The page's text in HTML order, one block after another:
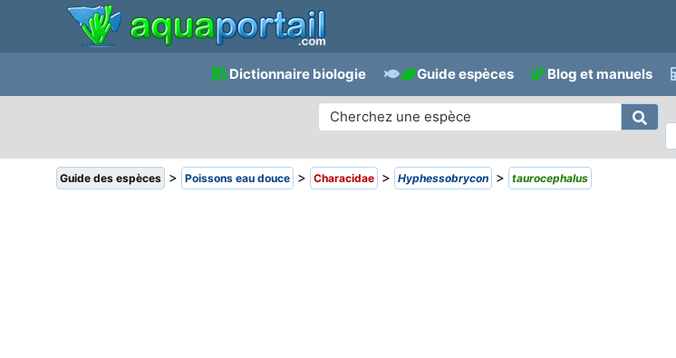
Dictionnaire biologie Guide espèces Blog et manuels
Guide des espèces > Poissons eau douce > Characidae > Hyphessobrycon > taurocephalus